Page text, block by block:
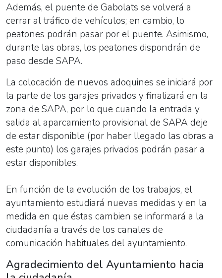
Además, el puente de Gabolats se volverá a
cerrar al tráfico de vehículos; en cambio, lo
peatones podrán pasar por el puente. Asimismo,
durante las obras, los peatones dispondrán de
paso desde SAPA.
La colocación de nuevos adoquines se iniciará por
la parte de los garajes privados y finalizará en la
zona de SAPA, por lo que cuando la entrada y
salida al aparcamiento provisional de SAPA deje
de estar disponible (por haber llegado las obras a
este punto) los garajes privados podrán pasar a
estar disponibles.
En función de la evolución de los trabajos, el
ayuntamiento estudiará nuevas medidas y en la
medida en que éstas cambien se informará a la
ciudadanía a través de los canales de
comunicación habituales del ayuntamiento.
Agradecimiento del Ayuntamiento hacia